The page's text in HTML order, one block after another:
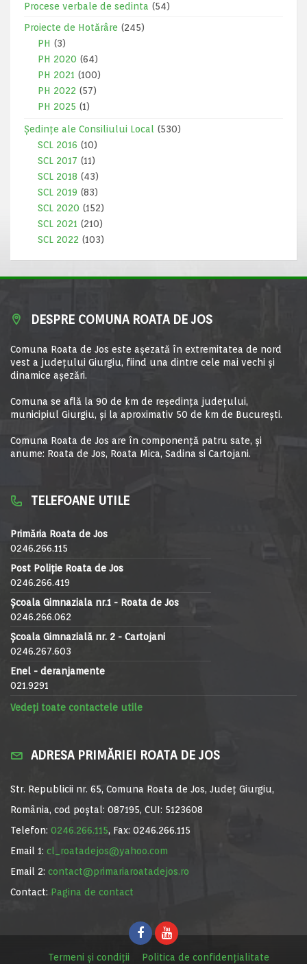
Procese verbale de sedinta (54)
Proiecte de Hotărâre (245)
PH (3)
PH 2020 (64)
PH 2021 (100)
PH 2022 (57)
PH 2025 (1)
Ședințe ale Consiliului Local
(530)
SCL 2016 (10)
SCL 2017 (11)
SCL 2018 (43)
SCL 2019 (83)
SCL 2020 (152)
SCL 2021 (210)
SCL 2022 (103)
DESPRE COMUNA ROATA DE JOS
Comuna Roata de Jos este aşezată în extremitatea de nord
vest a judeţului Giurgiu, fiind una dintre cele mai vechi şi
dinamice aşezări.
Comuna se află la 90 de km de reşedinţa judeţului,
municipiul Giurgiu, şi la aproximativ 50 de km de Bucureşti.
Comuna Roata de Jos are în componență patru sate, și
anume: Roata de Jos, Roata Mica, Sadina si Cartojani.
TELEFOANE UTILE
Primăria Roata de Jos
0246.266.115
Post Poliție Roata de Jos
0246.266.419
Școala Gimnaziala nr.1 - Roata de Jos
0246.266.062
Școala Gimnazială nr. 2 - Cartojani
0246.267.603
Enel - deranjamente
021.9291
Vedeți toate contactele utile
ADRESA PRIMĂRIEI ROATA DE JOS
Str. Republicii nr. 65, Comuna Roata de Jos, Județ Giurgiu,
România, cod poștal: 087195, CUI: 5123608
Telefon: 0246.266.115, Fax: 0246.266.115
Email 1: cl_roatadejos@yahoo.com
Email 2: contact@primariaroatadejos.ro
Contact: Pagina de contact
Termeni și condiții Politica de confidențialitate